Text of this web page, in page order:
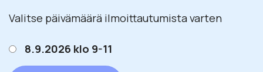
Valitse päivämäärä ilmoittautumista varten
8.9.2026 klo 9-11